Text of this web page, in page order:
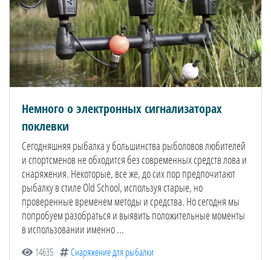
Немного о электронных сигнализаторах
поклевки
Сегодняшняя рыбалка у большинства рыболовов любителей
и спортсменов не обходится без современных средств лова и
снаряжения. Некоторые, все же, до сих пор предпочитают
рыбалку в стиле Old School, используя старые, но
проверенные временем методы и средства. Но сегодня мы
попробуем разобраться и выявить положительные моменты
в использовании именно ...
14635 Снаряжение для рыбалки